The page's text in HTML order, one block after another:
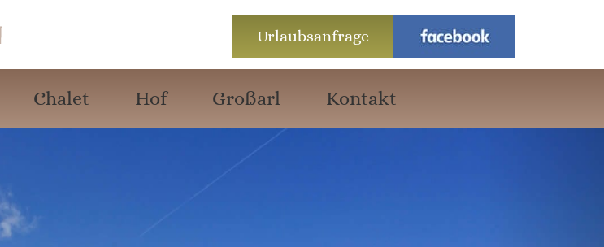
Urlaubsanfrage
Chalet Hof Großarl Kontakt